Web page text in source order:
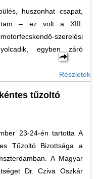
huszonhat csapat,
– ez volt a XIII.
szerelési
egyben záró
Részletek
tűzoltó
23-24-én tartotta A
Tűzoltó Bizottsága a
A Magyar
Dr. Cziva Oszkár